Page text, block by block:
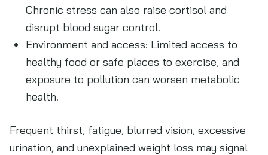
Chronic stress can also raise cortisol and
disrupt blood sugar control.
Environment and access: Limited access to
healthy food or safe places to exercise, and
exposure to pollution can worsen metabolic
health.
Frequent thirst, fatigue, blurred vision, excessive
urination, and unexplained weight loss may signal